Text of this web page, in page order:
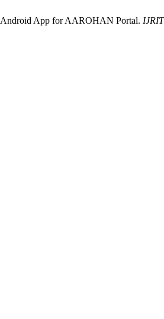
App for AAROHAN Portal.